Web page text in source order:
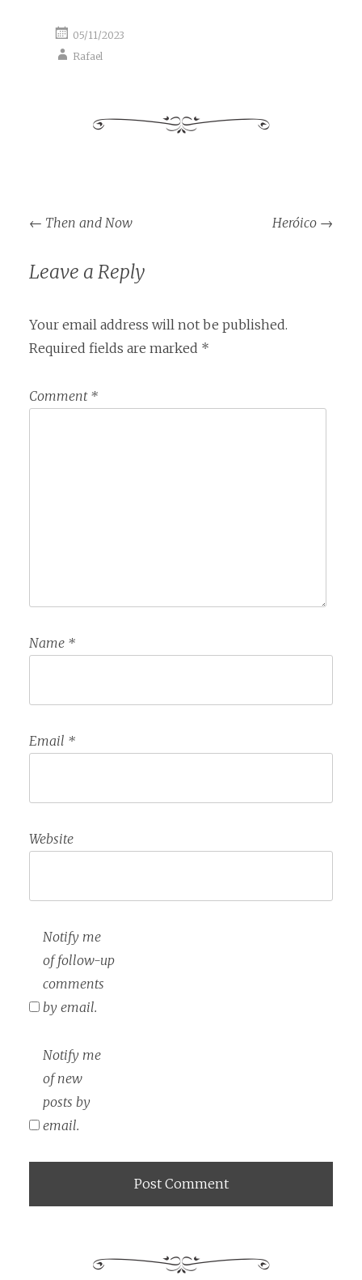
05/11/2023
Rafael
Post
← Then and Now Heróico →
Leave a Reply
Your email address will not be published.
Required fields are marked *
Comment *
Name *
Email *
Website
Notify me
of follow-up
comments
by email.
Notify me
of new
posts by
email.